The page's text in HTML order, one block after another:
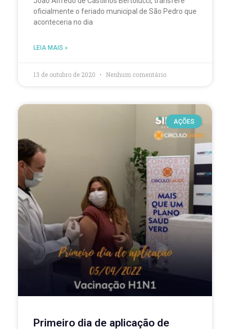
oficialmente o feriado municipal de São Pedro que
aconteceria no dia
LEIA MAIS »
13 de outubro de 2020 Nenhum comentário
AÇÕES
Primeiro dia de aplicação de